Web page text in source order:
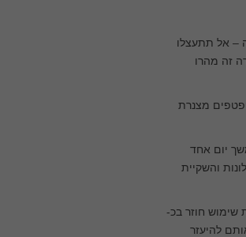
– אל תתעצלו
זה מהרו
מצנרת
איסוף מים במשך יום אחד
חלונות והשקיית
שימוש חוזר בכ-
להיעזר